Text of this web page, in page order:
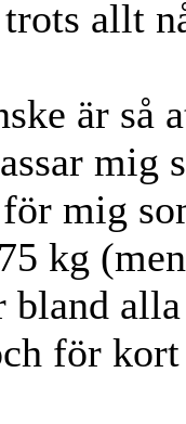
trots allt
är så
mig
mig
kg
bland
för